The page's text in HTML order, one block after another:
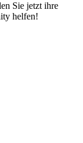
Sie jetzt ihre
helfen!